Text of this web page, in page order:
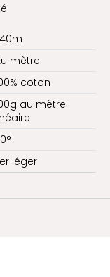
mètre
coton
au mètre
léger